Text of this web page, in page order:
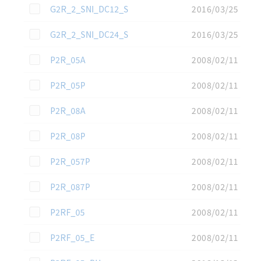
この資料を選択
G2R_2_SNI_DC12_S
2016/03/25
この資料を選択
G2R_2_SNI_DC24_S
2016/03/25
この資料を選択
P2R_05A
2008/02/11
この資料を選択
P2R_05P
2008/02/11
この資料を選択
P2R_08A
2008/02/11
この資料を選択
P2R_08P
2008/02/11
この資料を選択
P2R_057P
2008/02/11
この資料を選択
P2R_087P
2008/02/11
この資料を選択
P2RF_05
2008/02/11
この資料を選択
P2RF_05_E
2008/02/11